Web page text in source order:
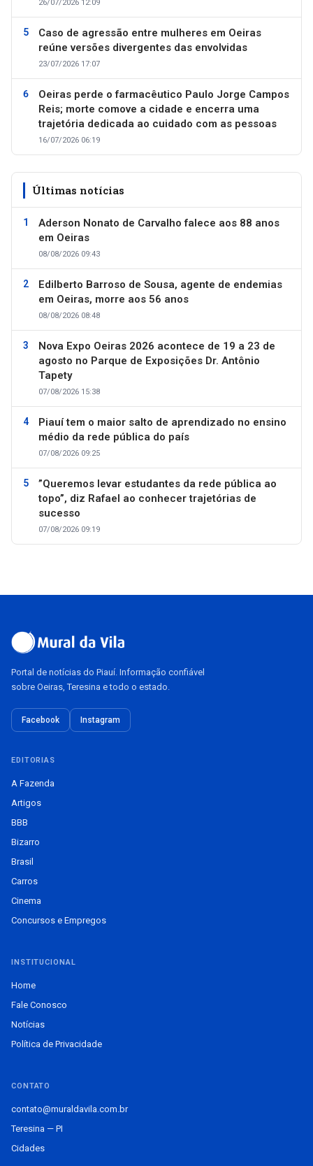
26/07/2026 12:09
Caso de agressão entre mulheres em Oeiras
reúne versões divergentes das envolvidas
23/07/2026 17:07
Oeiras perde o farmacêutico Paulo Jorge Campos
Reis; morte comove a cidade e encerra uma
trajetória dedicada ao cuidado com as pessoas
16/07/2026 06:19
Últimas notícias
Aderson Nonato de Carvalho falece aos 88 anos
em Oeiras
08/08/2026 09:43
Edilberto Barroso de Sousa, agente de endemias
em Oeiras, morre aos 56 anos
08/08/2026 08:48
Nova Expo Oeiras 2026 acontece de 19 a 23 de
agosto no Parque de Exposições Dr. Antônio
Tapety
07/08/2026 15:38
Piauí tem o maior salto de aprendizado no ensino
médio da rede pública do país
07/08/2026 09:25
”Queremos levar estudantes da rede pública ao
topo”, diz Rafael ao conhecer trajetórias de
sucesso
07/08/2026 09:19
Portal de notícias do Piauí. Informação confiável
sobre Oeiras, Teresina e todo o estado.
Facebook Instagram
EDITORIAS
A Fazenda
Artigos
BBB
Bizarro
Brasil
Carros
Cinema
Concursos e Empregos
INSTITUCIONAL
Home
Fale Conosco
Notícias
Política de Privacidade
CONTATO
contato@muraldavila.com.br
Teresina — PI
Cidades